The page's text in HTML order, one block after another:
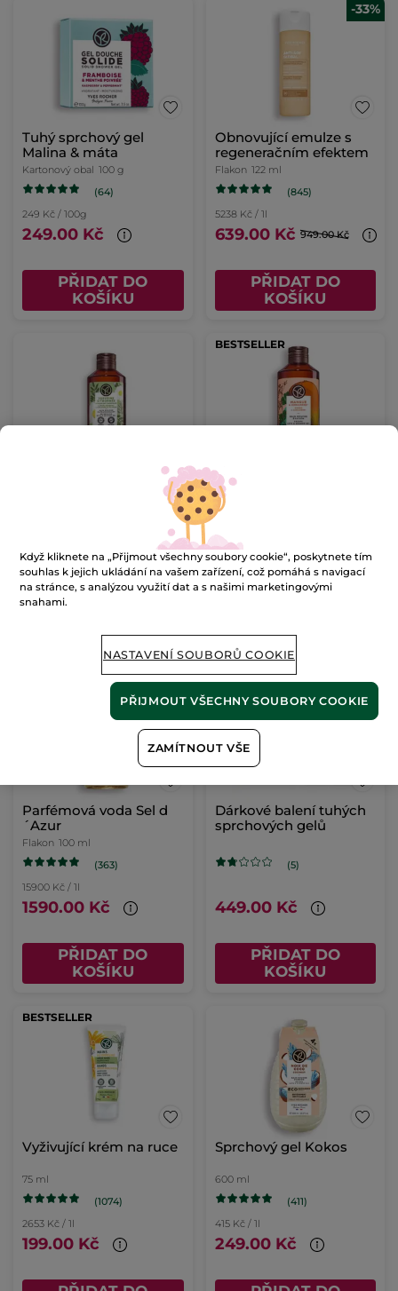
Tuhý sprchový gel
Malina & máta
Kartonový obal 100 g
(64)
249 Kč / 100g
249.00 Kč
PŘIDAT DO
KOŠÍKU
-33%
Obnovující emulze s
regeneračním efektem
Flakon 122 ml
(845)
5238 Kč / 1l
639.00 Kč 949.00 Kč
PŘIDAT DO
KOŠÍKU
Sprchový gel Verbena &
70 Kč / 100ml
139.00 Kč
KOŠÍKU
BESTSELLER
Sprchový gel Mango &
koriandr
400 ml
498 Kč / 1l
199.00 Kč
KOŠÍKU
Parfémová voda Sel d
´Azur
Flakon 100 ml
(363)
15900 Kč / 1l
1590.00 Kč
PŘIDAT DO
KOŠÍKU
Dárkové balení tuhých
sprchových gelů
(5)
449.00 Kč
PŘIDAT DO
KOŠÍKU
BESTSELLER
Vyživující krém na ruce
75 ml
(1074)
2653 Kč / 1l
199.00 Kč
Sprchový gel Kokos
600 ml
(411)
415 Kč / 1l
249.00 Kč
Když kliknete na „Přijmout všechny soubory cookie“, poskytnete tím
souhlas k jejich ukládání na vašem zařízení, což pomáhá s navigací
na stránce, s analýzou využití dat a s našimi marketingovými
snahami.
NASTAVENÍ SOUBORŮ COOKIE
ZAMÍTNOUT VŠE
PŘIJMOUT VŠECHNY SOUBORY COOKIE